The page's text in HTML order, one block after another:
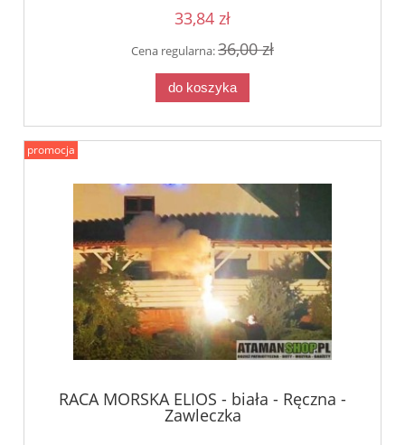
33,84 zł
Cena regularna:36,00 zł
do koszyka
RACA MORSKA ELIOS - biała - Ręczna -
Zawleczka
promocja